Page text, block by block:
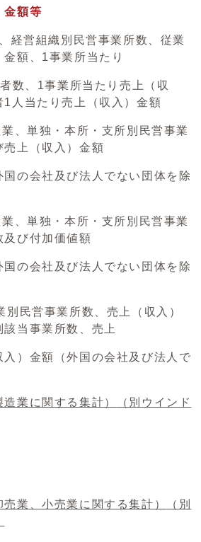
金額等
組織別民営事業所数、従業
額、1事業所当たり
業所当たり売上（収
1人当たり売上（収入）金額
独・本所・支所別民営事業
売上（収入）金額
び法人でない団体を除
独・本所・支所別民営事業
及び付加価値額
び法人でない団体を除
事業所数、売上（収入）
当事業所数、売上
外国の会社及び法人で
業に関する集計）
（別ウインド
業、小売業に関する集計）
（別